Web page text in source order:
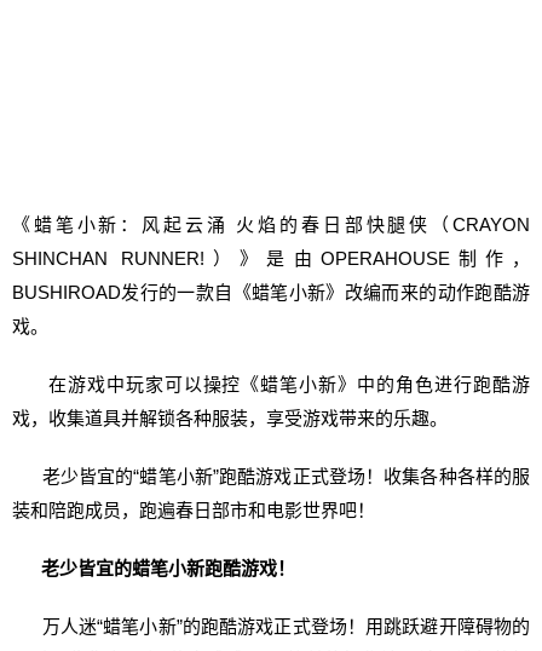
《蜡笔小新：风起云涌 火焰的春日部快腿侠（CRAYON
SHINCHAN RUNNER!）》是由OPERAHOUSE制作，
BUSHIROAD发行的一款自《蜡笔小新》改编而来的动作跑酷游
戏。
在游戏中玩家可以操控《蜡笔小新》中的角色进行跑酷游
戏，收集道具并解锁各种服装，享受游戏带来的乐趣。
老少皆宜的“蜡笔小新”跑酷游戏正式登场！收集各种各样的服
装和陪跑成员，跑遍春日部市和电影世界吧！
老少皆宜的蜡笔小新跑酷游戏！
万人迷“蜡笔小新”的跑酷游戏正式登场！用跳跃避开障碍物的